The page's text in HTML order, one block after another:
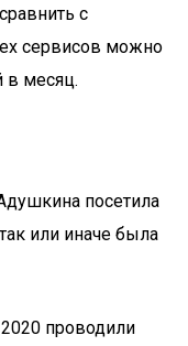
с
сервисов можно
в месяц.
посетила
или иначе была
проводили